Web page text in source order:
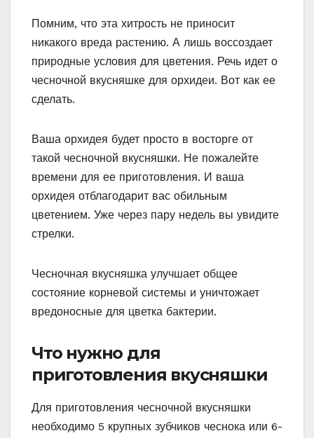
Помним, что эта хитрость не приносит
никакого вреда растению. А лишь воссоздает
природные условия для цветения. Речь идет о
чесночной вкусняшке для орхидеи. Вот как ее
сделать.
Ваша орхидея будет просто в восторге от
такой чесночной вкусняшки. Не пожалейте
времени для ее приготовления. И ваша
орхидея отблагодарит вас обильным
цветением. Уже через пару недель вы увидите
стрелки.
Чесночная вкусняшка улучшает общее
состояние корневой системы и уничтожает
вредоносные для цветка бактерии.
Что нужно для
приготовления вкусняшки
Для приготовления чесночной вкусняшки
необходимо 5 крупных зубчиков чеснока или 6-